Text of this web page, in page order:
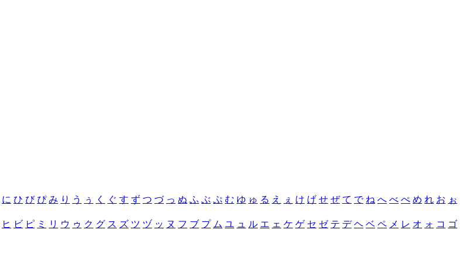
に ひ び ぴ み り う ぅ く ぐ す ず つ づ っ ぬ ふ ぶ ぷ む ゆ ゅ る え ぇ け げ せ ぜ て で ね へ べ ぺ め れ お ぉ
ヒ ビ ピ ミ リ ウ ゥ ク グ ス ズ ツ ヅ ッ ヌ フ ブ プ ム ユ ュ ル エ ェ ケ ゲ セ ゼ テ デ ヘ ベ ペ メ レ オ ォ コ ゴ